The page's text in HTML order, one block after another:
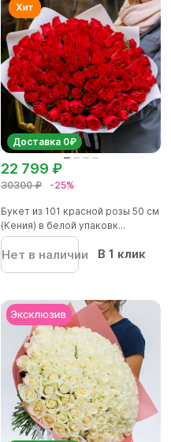
Доставка 0₽
30300 ₽ -25%
22 799 ₽
Букет из 101 красной розы 50 см
(Кения) в белой упаковк...
Нет в наличии В 1 клик